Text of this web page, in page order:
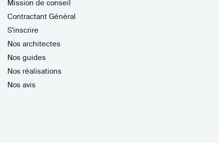
Mission de conseil
Contractant Général
S'inscrire
Nos architectes
Nos guides
Nos réalisations
Nos avis